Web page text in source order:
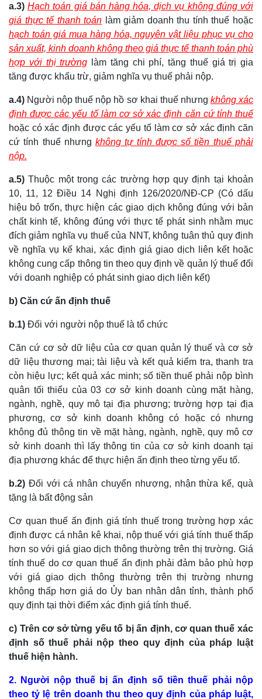
a.3) Hạch toán giá bán hàng hóa, dịch vụ không đúng với
giá thực tế thanh toán làm giảm doanh thu tính thuế hoặc
hạch toán giá mua hàng hóa, nguyên vật liệu phục vụ cho
sản xuất, kinh doanh không theo giá thực tế thanh toán phù
hợp với thị trường làm tăng chi phí, tăng thuế giá trị gia
tăng được khấu trừ, giảm nghĩa vụ thuế phải nộp.
a.4) Người nộp thuế nộp hồ sơ khai thuế nhưng không xác
định được các yếu tố làm cơ sở xác định căn cứ tính thuế
hoặc có xác định được các yếu tố làm cơ sở xác định căn
cứ tính thuế nhưngkhông tự tính được số tiền thuế phải
nộp.
a.5) Thuộc một trong các trường hợp quy định tại khoản
10, 11, 12 Điều 14 Nghị định 126/2020/NĐ-CP (Có dấu
hiệu bỏ trốn, thực hiện các giao dịch không đúng với bản
chất kinh tế, không đúng với thực tế phát sinh nhằm mục
đích giảm nghĩa vụ thuế của NNT, không tuân thủ quy định
về nghĩa vụ kế khai, xác định giá giao dịch liên kết hoặc
không cung cấp thông tin theo quy định về quản lý thuế đối
với doanh nghiệp có phát sinh giao dịch liên kết)
b) Căn cứ ấn định thuế
b.1) Đối với người nộp thuế là tổ chức
Căn cứ cơ sở dữ liệu của cơ quan quản lý thuế và cơ sở
dữ liệu thương mại; tài liệu và kết quả kiểm tra, thanh tra
còn hiệu lực; kết quả xác minh; số tiền thuế phải nộp bình
quân tối thiểu của 03 cơ sở kinh doanh cùng mặt hàng,
ngành, nghề, quy mô tại địa phương; trường hợp tại địa
phương, cơ sở kinh doanh không có hoặc có nhưng
không đủ thông tin về mặt hàng, ngành, nghề, quy mô cơ
sở kinh doanh thì lấy thông tin của cơ sở kinh doanh tại
địa phương khác để thực hiện ấn định theo từng yếu tố.
b.2) Đối với cá nhân chuyển nhượng, nhận thừa kế, quà
tặng là bất động sản
Cơ quan thuế ấn định giá tính thuế trong trường hợp xác
định được cá nhân kê khai, nộp thuế với giá tính thuế thấp
hơn so với giá giao dịch thông thường trên thị trường. Giá
tính thuế do cơ quan thuế ấn định phải đảm bảo phù hợp
với giá giao dịch thông thường trên thị trường nhưng
không thấp hơn giá do Ủy ban nhân dân tỉnh, thành phố
quy định tại thời điểm xác định giá tính thuế.
c) Trên cơ sở từng yếu tố bị ấn định, cơ quan thuế xác
định số thuế phải nộp theo quy định của pháp luật
thuế hiện hành.
2. Người nộp thuế bị ấn định số tiền thuế phải nộp
theo tỷ lệ trên doanh thu theo quy định của pháp luật,